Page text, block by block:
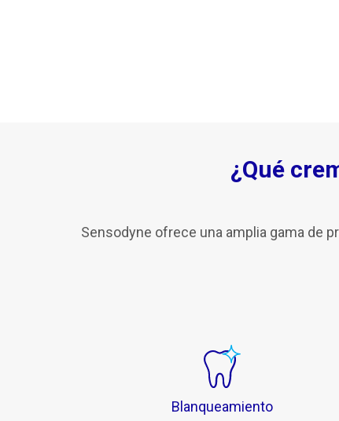
¿Qué
Sensodyne ofrece una amplia gama de
Blanqueamiento